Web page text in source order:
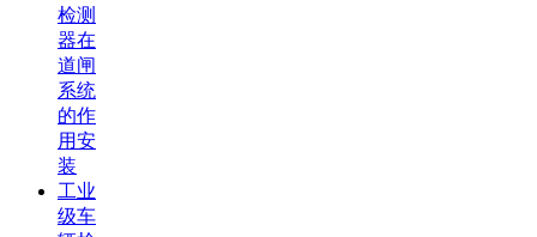
检测
器在
道闸
系统
的作
用安
装
工业
级车